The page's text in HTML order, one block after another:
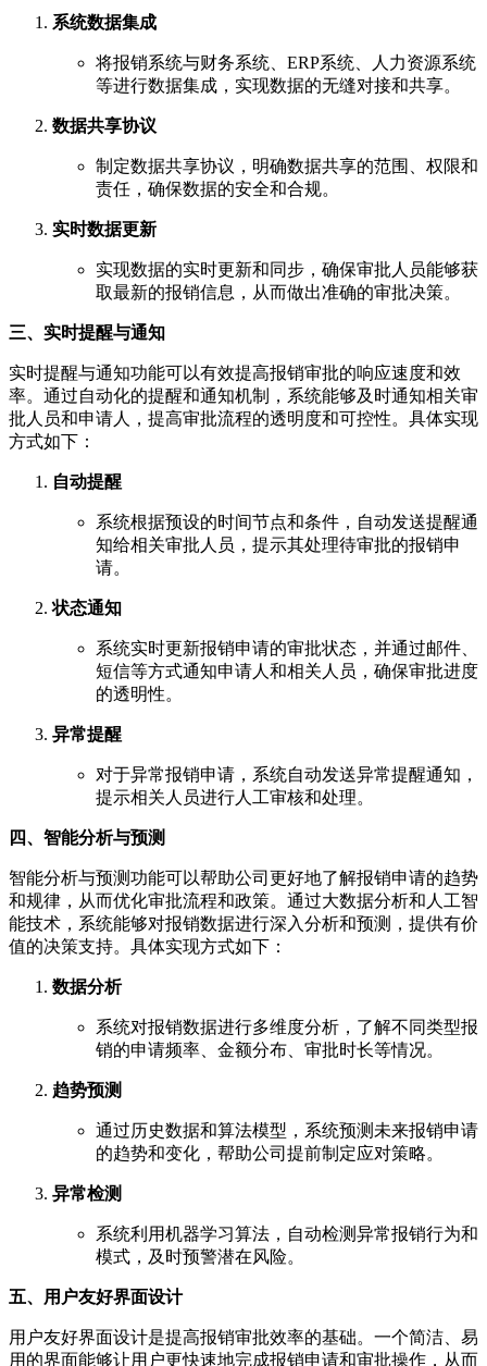
系统数据集成
将报销系统与财务系统、ERP系统、人力资源系统
等进行数据集成，实现数据的无缝对接和共享。
数据共享协议
制定数据共享协议，明确数据共享的范围、权限和
责任，确保数据的安全和合规。
实时数据更新
实现数据的实时更新和同步，确保审批人员能够获
取最新的报销信息，从而做出准确的审批决策。
三、实时提醒与通知
实时提醒与通知功能可以有效提高报销审批的响应速度和效
率。通过自动化的提醒和通知机制，系统能够及时通知相关审
批人员和申请人，提高审批流程的透明度和可控性。具体实现
方式如下：
自动提醒
系统根据预设的时间节点和条件，自动发送提醒通
知给相关审批人员，提示其处理待审批的报销申
请。
状态通知
系统实时更新报销申请的审批状态，并通过邮件、
短信等方式通知申请人和相关人员，确保审批进度
的透明性。
异常提醒
对于异常报销申请，系统自动发送异常提醒通知，
提示相关人员进行人工审核和处理。
四、智能分析与预测
智能分析与预测功能可以帮助公司更好地了解报销申请的趋势
和规律，从而优化审批流程和政策。通过大数据分析和人工智
能技术，系统能够对报销数据进行深入分析和预测，提供有价
值的决策支持。具体实现方式如下：
数据分析
系统对报销数据进行多维度分析，了解不同类型报
销的申请频率、金额分布、审批时长等情况。
趋势预测
通过历史数据和算法模型，系统预测未来报销申请
的趋势和变化，帮助公司提前制定应对策略。
异常检测
系统利用机器学习算法，自动检测异常报销行为和
模式，及时预警潜在风险。
五、用户友好界面设计
用户友好界面设计是提高报销审批效率的基础。一个简洁、易
用的界面能够让用户更快速地完成报销申请和审批操作，从而